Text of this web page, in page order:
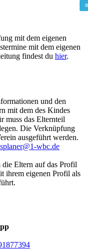
mit dem eigenen
mit dem eigenen
findest du hier.
und den
mit dem des Kindes
muss das Elternteil
Die Verknüpfung
ausgeführt werden.
wbc.de
Eltern auf das Profil
ihrem eigenen Profil als